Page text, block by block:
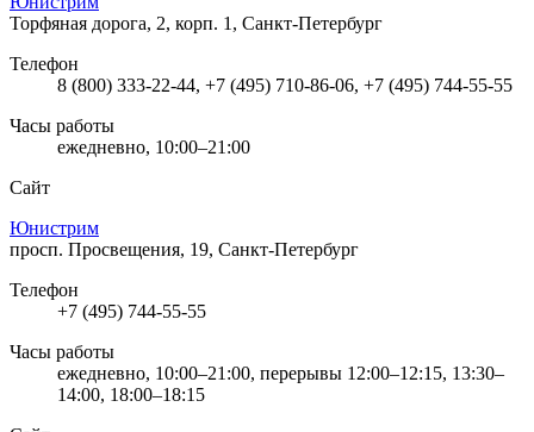
Торфяная дорога, 2, корп. 1, Санкт-Петербург
Телефон
8 (800) 333-22-44, +7 (495) 710-86-06, +7 (495) 744-55-55
Часы работы
ежедневно, 10:00–21:00
Сайт
Юнистрим
просп. Просвещения, 19, Санкт-Петербург
Телефон
+7 (495) 744-55-55
Часы работы
ежедневно, 10:00–21:00, перерывы 12:00–12:15, 13:30–
14:00, 18:00–18:15